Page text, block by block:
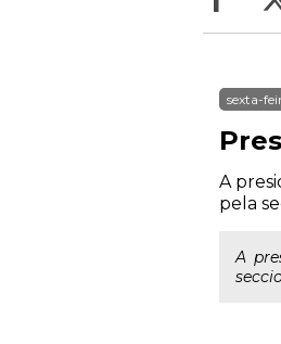
sexta-
A
pela
A